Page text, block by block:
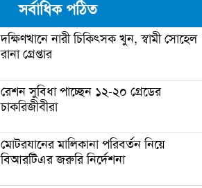
সর্বাধিক পঠিত
দক্ষিণখানে নারী চিকিৎসক খুন, স্বামী সোহেল
রানা গ্রেপ্তার
রেশন সুবিধা পাচ্ছেন ১২-২০ গ্রেডের
চাকরিজীবীরা
মোটরযানের মালিকানা পরিবর্তন নিয়ে
বিআরটিএর জরুরি নির্দেশনা